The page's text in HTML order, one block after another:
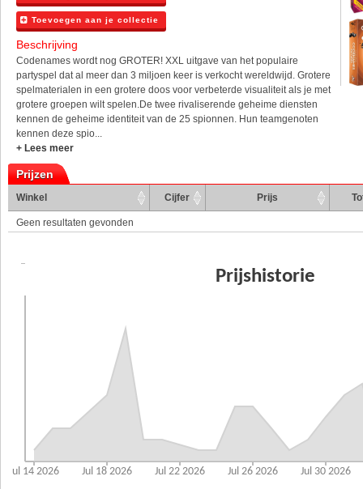
Toevoegen aan je collectie
Beschrijving
Codenames wordt nog GROTER! XXL uitgave van het populaire
partyspel dat al meer dan 3 miljoen keer is verkocht wereldwijd. Grotere
spelmaterialen in een grotere doos voor verbeterde visualiteit als je met
grotere groepen wilt spelen.De twee rivaliserende geheime diensten
kennen de geheime identiteit van de 25 spionnen. Hun teamgenoten
kennen deze spio...
+ Lees meer
Prijzen
Winkel Cijfer Prijs
Geen resultaten gevonden